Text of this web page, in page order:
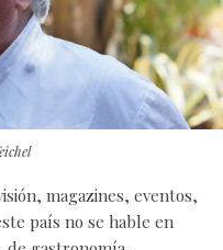
magazines, eventos,
país no se hable en